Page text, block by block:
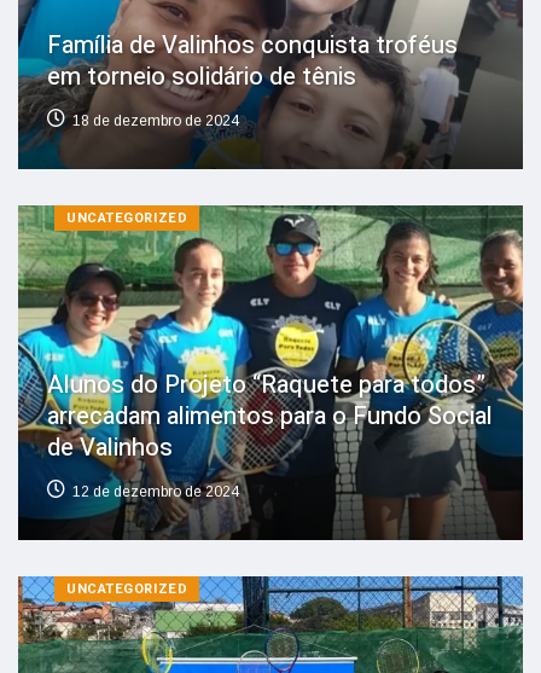
Família de Valinhos conquista troféus
em torneio solidário de tênis
18 de dezembro de 2024
UNCATEGORIZED
Alunos do Projeto “Raquete para todos”
arrecadam alimentos para o Fundo Social
de Valinhos
12 de dezembro de 2024
UNCATEGORIZED